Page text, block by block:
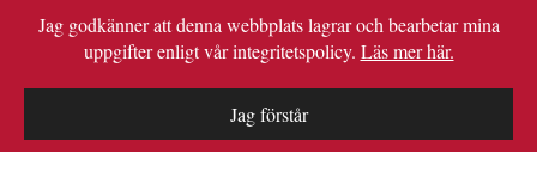
Jag godkänner att denna webbplats lagrar och bearbetar mina
uppgifter enligt vår integritetspolicy. Läs mer här.
Jag förstår